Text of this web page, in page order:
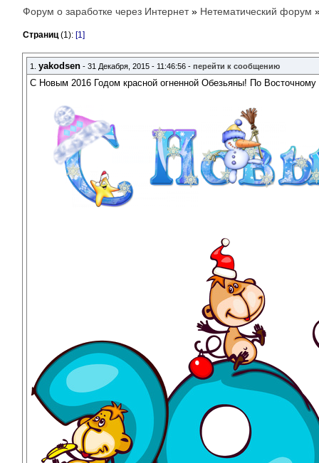
Форум о заработке через Интернет» Нетематический форум
Страниц(1): [1]
1.yakodsen - 31 Декабря, 2015 - 11:46:56 -перейти к сообщению
С Новым 2016 Годом красной огненной Обезьяны! По